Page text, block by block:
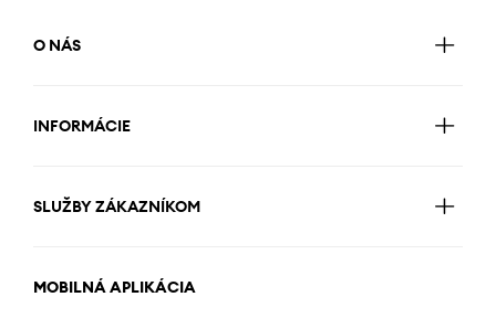
O NÁS
INFORMÁCIE
SLUŽBY ZÁKAZNÍKOM
MOBILNÁ APLIKÁCIA